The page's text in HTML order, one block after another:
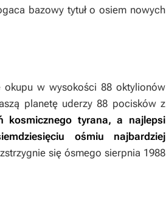
bazowy tytuł o osiem nowych
w wysokości 88 oktylionów
planetę uderzy 88 pocisków z
kosmicznego tyrana, a najlepsi
ośmiu najbardziej
się ósmego sierpnia 1988